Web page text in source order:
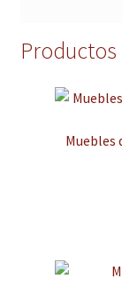
Muebles